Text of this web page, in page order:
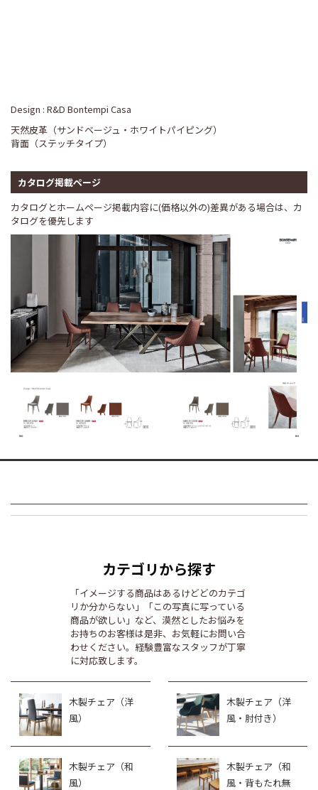
Design : R&D Bontempi Casa
天然皮革（サンドベージュ・ホワイトパイピング）
背面（ステッチタイプ）
カタログ掲載ページ
カタログとホームページ掲載内容に(価格以外の)差異がある場合は、カ
タログを優先します
カテゴリから探す
「イメージする商品はあるけどどのカテゴ
リか分からない」「この写真に写っている
商品が欲しい」など、漠然としたお悩みを
お持ちのお客様は是非、お気軽にお問い合
わせください。経験豊富なスタッフが丁寧
に対応致します。
木製チェア（洋
風）
木製チェア（洋
風・肘付き）
木製チェア（和
風）
木製チェア（和
風・背もたれ無